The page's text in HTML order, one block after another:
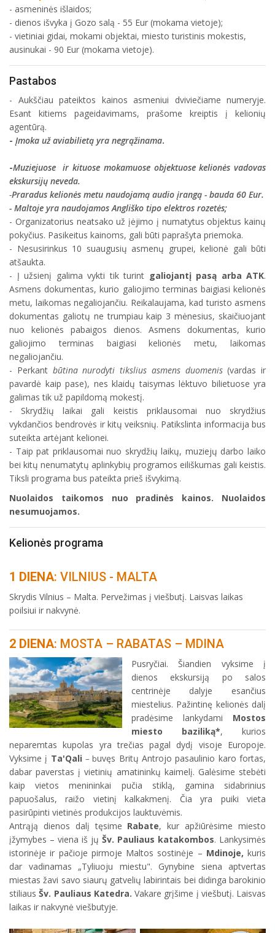
- asmeninės išlaidos;
- dienos išvyka į Gozo salą - 55 Eur (mokama vietoje);
- vietiniai gidai, mokami objektai, miesto turistinis mokestis,
ausinukai - 90 Eur (mokama vietoje).
Pastabos
- Aukščiau pateiktos kainos asmeniui dviviečiame numeryje.
Esant kitiems pageidavimams, prašome kreiptis į kelionių
agentūrą.
-Įmoka už aviabilietą yra negrąžinama.
-Muziejuose ir kituose mokamuose objektuose kelionės vadovas
ekskursijų neveda.
-Praradus kelionės metu naudojamą audio įrangą - bauda 60 Eur.
- Maltoje yra naudojamos Angliško tipo elektros rozetės;
- Organizatorius neatsako už įėjimo į numatytus objektus kainų
pokyčius. Pasikeitus kainoms, gali būti paprašyta priemoka.
- Nesusirinkus 10 suaugusių asmenų grupei, kelionė gali būti
atšaukta.
- Į užsienį galima vykti tik turint galiojantį pasą arba ATK.
Asmens dokumentas, kurio galiojimo terminas baigiasi kelionės
metu, laikomas negaliojančiu. Reikalaujama, kad turisto asmens
dokumentas galiotų ne trumpiau kaip 3 mėnesius, skaičiuojant
nuo kelionės pabaigos dienos. Asmens dokumentas, kurio
galiojimo terminas baigiasi kelionės metu, laikomas
negaliojančiu.
- Perkant būtina nurodyti tikslius asmens duomenis(vardas ir
pavardė kaip pase), nes klaidų taisymas lėktuvo bilietuose yra
galimas tik už papildomą mokestį.
- Skrydžių laikai gali keistis priklausomai nuo skrydžius
vykdančios bendrovės ir kitų veiksnių. Patikslinta informacija bus
suteikta artėjant kelionei.
- Taip pat priklausomai nuo skrydžių laikų, muziejų darbo laiko
bei kitų nenumatytų aplinkybių programos eiliškumas gali keistis.
Tiksli programa bus pateikta prieš išvykimą.
Nuolaidos taikomos nuo pradinės kainos. Nuolaidos
nesumuojamos.
Kelionės programa
1 DIENA: VILNIUS - MALTA
Skrydis Vilnius – Malta. Pervežimas į viešbutį. Laisvas laikas
poilsiui ir nakvynė.
2 DIENA: MOSTA – RABATAS – MDINA
Pusryčiai. Šiandien vyksime į
dienos ekskursiją po salos
centrinėje dalyje esančius
miestelius. Pažintinę kelionės dalį
pradėsime lankydami Mostos
miesto
baziliką*, kurios
neparemtas kupolas yra trečias pagal dydį visoje Europoje.
Vyksime į Ta'Qali– buvęs Britų Antrojo pasaulinio karo fortas,
dabar paverstas į vietinių amatininkų kaimelį. Galėsime stebėti
kaip vietos menininkai pučia stiklą, gamina sidabrinius
papuošalus, raižo vietinį kalkakmenį. Čia yra puiki vieta
pasirūpinti vietinės produkcijos lauktuvėmis.
Antrąją dienos dalį tęsime Rabate, kur apžiūrėsime miesto
įžymybes – viena iš jų Šv. Pauliaus katakombos. Lankysimės
istorinėje ir pačioje pirmoje Maltos sostinėje – Mdinoje, kuris
dar vadinamas
„Tyliuoju miestu". Gynybine siena aptvertas
miestas žavi savo siaurų gatvelių labirintais bei didinga barokinio
stiliausŠv. Pauliaus Katedra. Vakare grįšime į viešbutį. Laisvas
laikas ir nakvynė viešbutyje.